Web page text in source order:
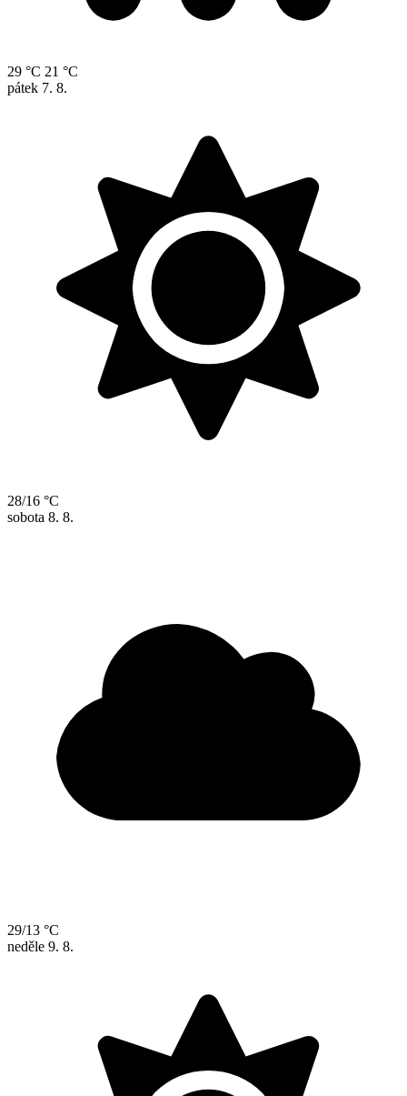
29 °C 21 °C
pátek 7. 8.
28/16 °C
sobota 8. 8.
29/13 °C
neděle 9. 8.